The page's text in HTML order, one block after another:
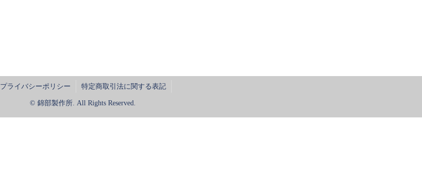
プライバシーポリシー 特定商取引法に関する表記
© 錦部製作所. All Rights Reserved.